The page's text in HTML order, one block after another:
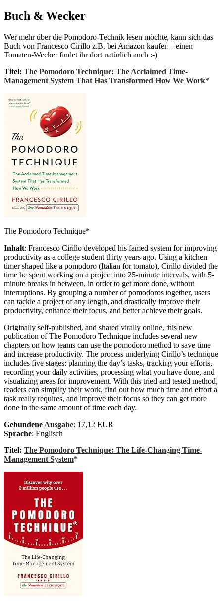
Buch & Wecker
Wer mehr über die Pomodoro-Technik lesen möchte, kann sich das
Buch von Francesco Cirillo z.B. bei Amazon kaufen – einen
Tomaten-Wecker findet ihr dort natürlich auch :-)
Titel: The Pomodoro Technique: The Acclaimed Time-
Management System That Has Transformed How We Work*
The Pomodoro Technique*
Inhalt: Francesco Cirillo developed his famed system for improving
productivity as a college student thirty years ago. Using a kitchen
timer shaped like a pomodoro (Italian for tomato), Cirillo divided the
time he spent working on a project into 25-minute intervals, with 5-
minute breaks in between, in order to get more done, without
interruptions. By grouping a number of pomodoros together, users
can tackle a project of any length, and drastically improve their
productivity, enhance their focus, and better achieve their goals.
Originally self-published, and shared virally online, this new
publication of The Pomodoro Technique includes several new
chapters on how teams can use the pomodoro method to save time
and increase productivity. The process underlying Cirillo’s technique
includes five stages: planning the day’s tasks, tracking your efforts,
recording your daily activities, processing what you have done, and
visualizing areas for improvement. With this tried and tested method,
readers can simplify their work, find out how much time and effort a
task really requires, and improve their focus so they can get more
done in the same amount of time each day.
Gebundene Ausgabe: 17,12 EUR
Sprache: Englisch
Titel: The Pomodoro Technique: The Life-Changing Time-
Management System*